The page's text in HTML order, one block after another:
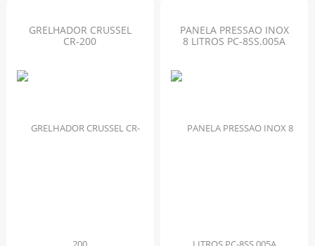
GRELHADOR CRUSSEL
CR-200
PANELA PRESSAO INOX
8 LITROS PC-8SS.005A